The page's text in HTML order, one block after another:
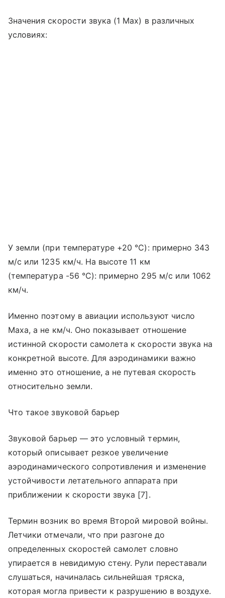
Значения скорости звука (1 Мах) в различных
условиях:
У земли (при температуре +20 °C): примерно 343
м/с или 1235 км/ч. На высоте 11 км
(температура -56 °C): примерно 295 м/с или 1062
км/ч.
Именно поэтому в авиации используют число
Маха, а не км/ч. Оно показывает отношение
истинной скорости самолета к скорости звука на
конкретной высоте. Для аэродинамики важно
именно это отношение, а не путевая скорость
относительно земли.
Что такое звуковой барьер
Звуковой барьер — это условный термин,
который описывает резкое увеличение
аэродинамического сопротивления и изменение
устойчивости летательного аппарата при
приближении к скорости звука [7].
Термин возник во время Второй мировой войны.
Летчики отмечали, что при разгоне до
определенных скоростей самолет словно
упирается в невидимую стену. Рули переставали
слушаться, начиналась сильнейшая тряска,
которая могла привести к разрушению в воздухе.